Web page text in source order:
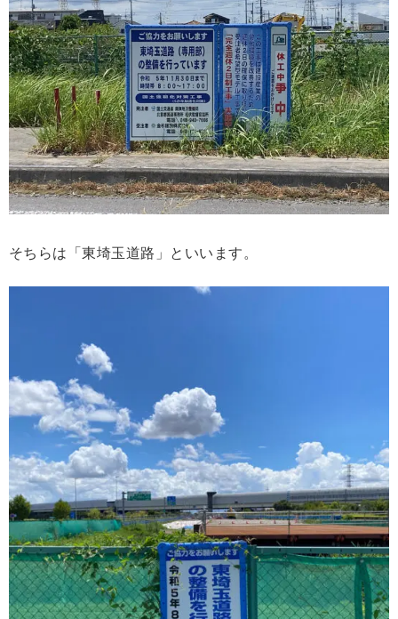
そちらは「東埼玉道路」といいます。